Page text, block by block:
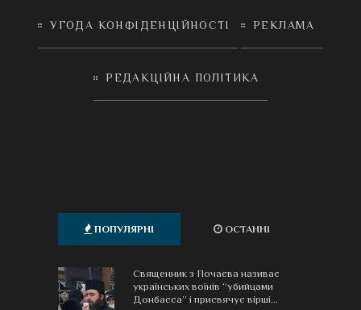
УГОДА КОНФІДЕНЦІЙНОСТІ РЕКЛАМА
РЕДАКЦІЙНА ПОЛІТИКА
ПОПУЛЯРНІ ОСТАННІ
Священник з Почаєва називає
українських воїнів “убийцами
Донбасса” і присвячує вірші...